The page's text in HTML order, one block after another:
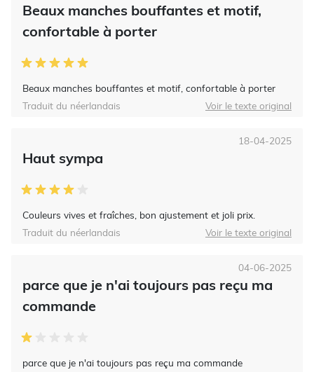
Beaux manches bouffantes et motif,
confortable à porter
Beaux manches bouffantes et motif, confortable à porter
Traduit du néerlandais Voir le texte original
Haut sympa
Couleurs vives et fraîches, bon ajustement et joli prix.
18-04-2025
Traduit du néerlandais Voir le texte original
parce que je n'ai toujours pas reçu ma
commande
parce que je n'ai toujours pas reçu ma commande
04-06-2025